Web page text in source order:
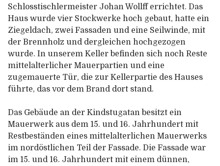
Schlosstischlermeister Johan Wollff errichtet. Das
Haus wurde vier Stockwerke hoch gebaut, hatte ein
Ziegeldach, zwei Fassaden und eine Seilwinde, mit
der Brennholz und dergleichen hochgezogen
wurde. In unserem Keller befinden sich noch Reste
mittelalterlicher Mauerpartien und eine
zugemauerte Tür, die zur Kellerpartie des Hauses
führte, das vor dem Brand dort stand.
Das Gebäude an der Kindstugatan besitzt ein
Mauerwerk aus dem 15. und 16. Jahrhundert mit
Restbeständen eines mittelalterlichen Mauerwerks
im nordöstlichen Teil der Fassade. Die Fassade war
im 15. und 16. Jahrhundert mit einem dünnen,